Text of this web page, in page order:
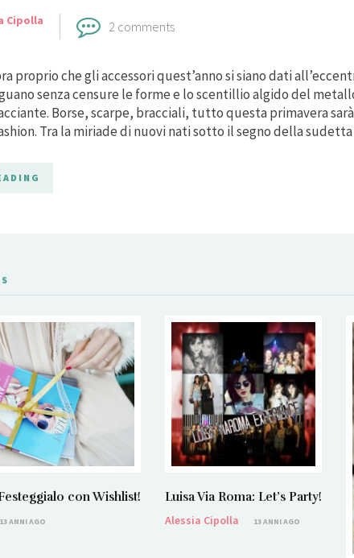
Cipolla 2 comments
proprio che gli accessori quest’anno si siano dati
senza censure le forme e lo scentillio algido del
Borse, scarpe, bracciali, tutto questa primavera
Tra la miriade di nuovi nati sotto il segno della
con Wishlist!
13 ANNI AGO
Luisa Via Roma: Let’s Party!
Alessia Cipolla
13 ANNI AGO